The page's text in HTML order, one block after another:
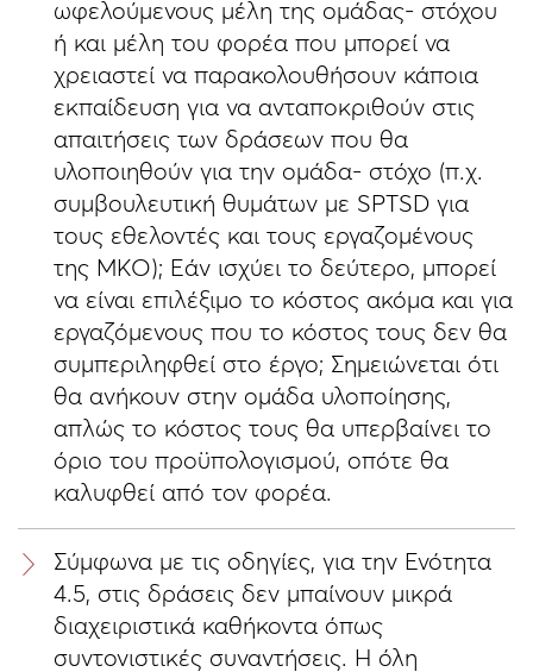
ωφελούμενους μέλη της ομάδας- στόχου
ή και μέλη του φορέα που μπορεί να
χρειαστεί να παρακολουθήσουν κάποια
εκπαίδευση για να ανταποκριθούν στις
απαιτήσεις των δράσεων που θα
υλοποιηθούν για την ομάδα- στόχο (π.χ.
συμβουλευτική θυμάτων με SPTSD για
τους εθελοντές και τους εργαζομένους
της ΜΚΟ); Εάν ισχύει το δεύτερο, μπορεί
να είναι επιλέξιμο το κόστος ακόμα και για
εργαζόμενους που το κόστος τους δεν θα
συμπεριληφθεί στο έργο; Σημειώνεται ότι
θα ανήκουν στην ομάδα υλοποίησης,
απλώς το κόστος τους θα υπερβαίνει το
όριο του προϋπολογισμού, οπότε θα
καλυφθεί από τον φορέα.
Σύμφωνα με τις οδηγίες, για την Ενότητα
4.5, στις δράσεις δεν μπαίνουν μικρά
διαχειριστικά καθήκοντα όπως
συντονιστικές συναντήσεις. Η όλη